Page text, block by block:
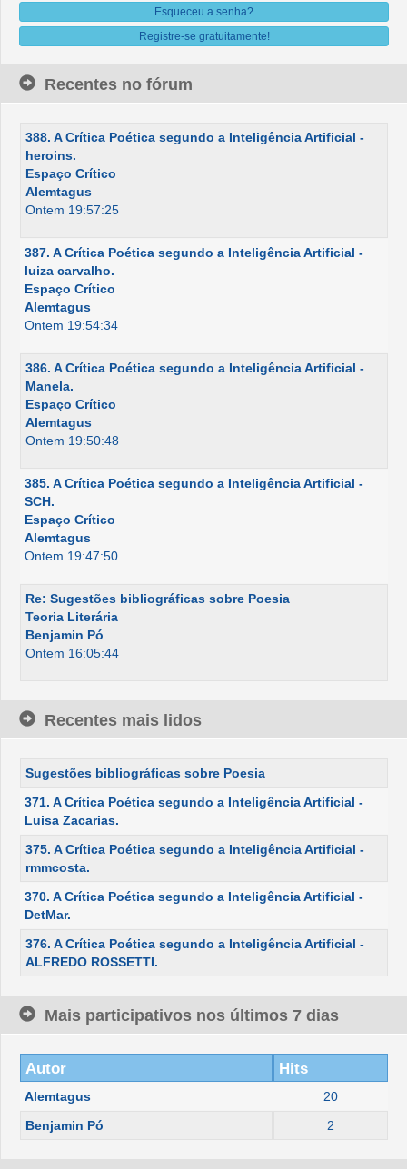
Esqueceu a senha?
Registre-se gratuitamente!
Recentes no fórum
388. A Crítica Poética segundo a Inteligência Artificial -
heroins.
Espaço Crítico
Alemtagus
Ontem 19:57:25
387. A Crítica Poética segundo a Inteligência Artificial -
luiza carvalho.
Espaço Crítico
Alemtagus
Ontem 19:54:34
386. A Crítica Poética segundo a Inteligência Artificial -
Manela.
Espaço Crítico
Alemtagus
Ontem 19:50:48
385. A Crítica Poética segundo a Inteligência Artificial -
SCH.
Espaço Crítico
Alemtagus
Ontem 19:47:50
Re: Sugestões bibliográficas sobre Poesia
Teoria Literária
Benjamin Pó
Ontem 16:05:44
Recentes mais lidos
Sugestões bibliográficas sobre Poesia
371. A Crítica Poética segundo a Inteligência Artificial -
Luisa Zacarias.
375. A Crítica Poética segundo a Inteligência Artificial -
rmmcosta.
370. A Crítica Poética segundo a Inteligência Artificial -
DetMar.
376. A Crítica Poética segundo a Inteligência Artificial -
ALFREDO ROSSETTI.
Mais participativos nos últimos 7 dias
Autor Hits
Alemtagus
20
Benjamin Pó
2